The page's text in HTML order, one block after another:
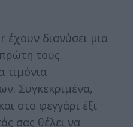
διανύσει μια
τους
τιμόνια
Συγκεκριμένα,
στο φεγγάρι έξι
σας θέλει να